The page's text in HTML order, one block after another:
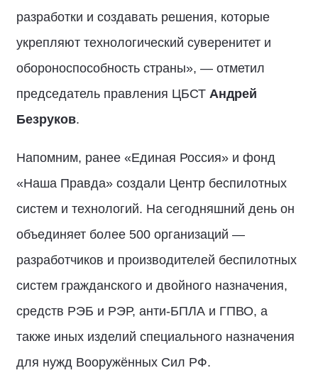
разработки и создавать решения, которые
укрепляют технологический суверенитет и
обороноспособность страны», — отметил
председатель правления ЦБСТ Андрей
Безруков.
Напомним, ранее «Единая Россия» и фонд
«Наша Правда» создали Центр беспилотных
систем и технологий. На сегодняшний день он
объединяет более 500 организаций —
разработчиков и производителей беспилотных
систем гражданского и двойного назначения,
средств РЭБ и РЭР, анти-БПЛА и ГПВО, а
также иных изделий специального назначения
для нужд Вооружённых Сил РФ.